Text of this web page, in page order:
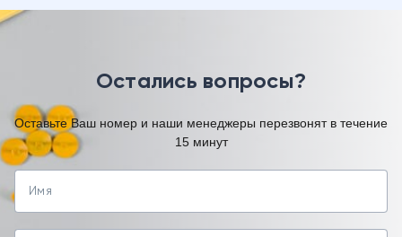
Остались вопросы?
Оставьте Ваш номер и наши менеджеры перезвонят в течение
15 минут
Имя